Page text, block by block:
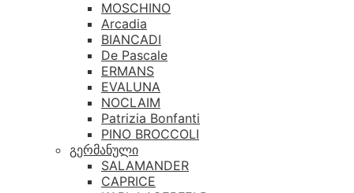
MOSCHINO
Arcadia
BIANCADI
De Pascale
ERMANS
EVALUNA
NOCLAIM
Patrizia Bonfanti
PINO BROCCOLI
გერმანული
SALAMANDER
CAPRICE